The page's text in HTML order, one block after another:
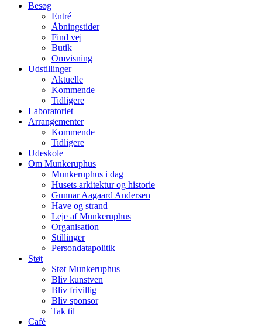
Besøg
Entré
Åbningstider
Find vej
Butik
Omvisning
Udstillinger
Aktuelle
Kommende
Tidligere
Laboratoriet
Arrangementer
Kommende
Tidligere
Udeskole
Om Munkeruphus
Munkeruphus i dag
Husets arkitektur og historie
Gunnar Aagaard Andersen
Have og strand
Leje af Munkeruphus
Organisation
Stillinger
Persondatapolitik
Støt
Støt Munkeruphus
Bliv kunstven
Bliv frivillig
Bliv sponsor
Tak til
Café